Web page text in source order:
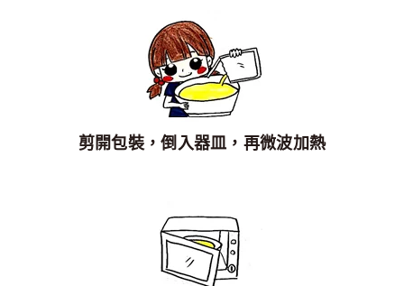
剪開包裝，倒入器皿，再微波加熱